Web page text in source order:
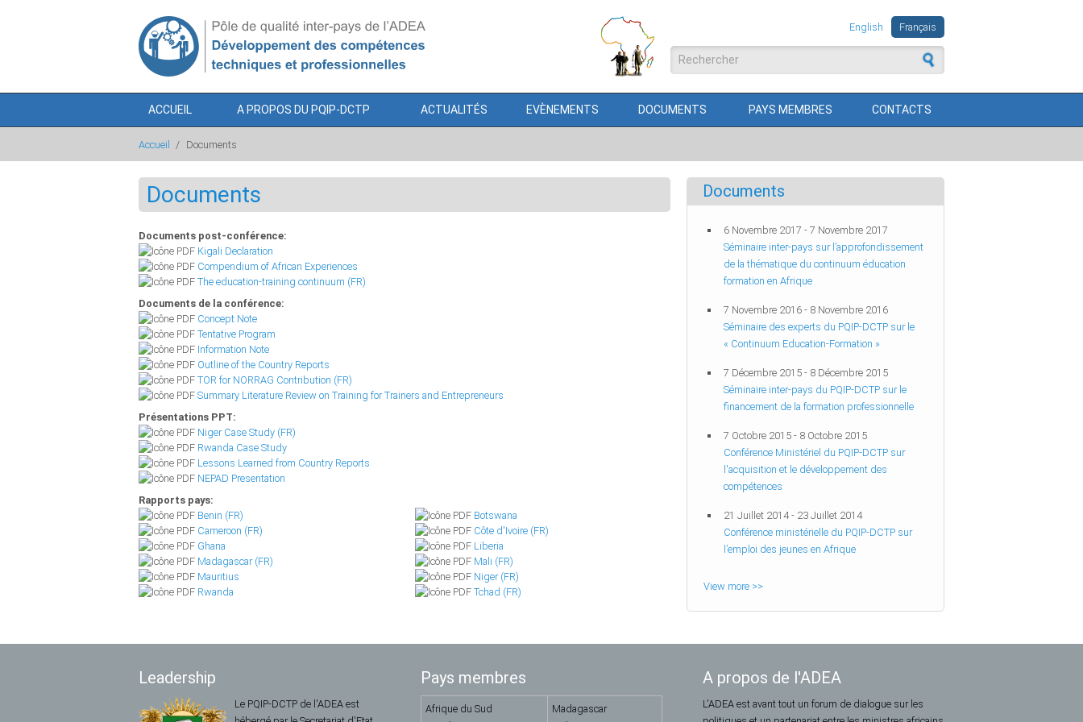
Français
English
Formulaire de recherche
ACCUEIL A PROPOS DU PQIP-DCTP ACTUALITÉS EVÈNEMENTS DOCUMENTS PAYS MEMBRES CONTACTS
Accueil / Documents
Documents
Documents post-conférence:
Kigali Declaration
Compendium of African Experiences
The education-training continuum (FR)
Documents de la conférence:
Concept Note
Tentative Program
Information Note
Outline of the Country Reports
TOR for NORRAG Contribution (FR)
Summary Literature Review on Training for Trainers and Entrepreneurs
Présentations PPT:
Niger Case Study (FR)
Rwanda Case Study
Lessons Learned from Country Reports
NEPAD Presentation
Rapports pays:
Benin (FR)
Botswana
Cameroon (FR)
Côte d'Ivoire (FR)
Ghana
Liberia
Madagascar (FR)
Mali (FR)
Mauritius
Niger (FR)
Rwanda
Tchad (FR)
Documents
6 Novembre 2017 - 7 Novembre 2017
Séminaire inter-pays sur l’approfondissement
de la thématique du continuum éducation
formation en Afrique
7 Novembre 2016 - 8 Novembre 2016
Séminaire des experts du PQIP-DCTP sur le
« Continuum Education-Formation »
7 Décembre 2015 - 8 Décembre 2015
Séminaire inter-pays du PQIP-DCTP sur le
financement de la formation professionnelle
7 Octobre 2015 - 8 Octobre 2015
Conférence Ministériel du PQIP-DCTP sur
l'acquisition et le développement des
compétences
21 Juillet 2014- 23 Juillet 2014
Conférence ministérielle du PQIP-DCTP sur
l’emploi des jeunes en Afrique
View more >>
Leadership
Le PQIP-DCTP de l'ADEA est
Pays membres
Afrique du Sud
Madagascar
A propos de l'ADEA
L'ADEA est avant tout un forum de dialogue sur les